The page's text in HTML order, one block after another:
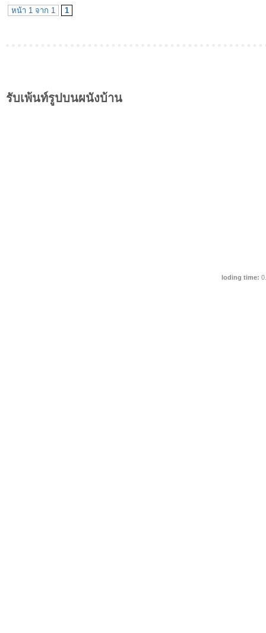
หน้า 1 จาก 1 1
รับเพ้นท์รูปบนผนังบ้าน
loding time: